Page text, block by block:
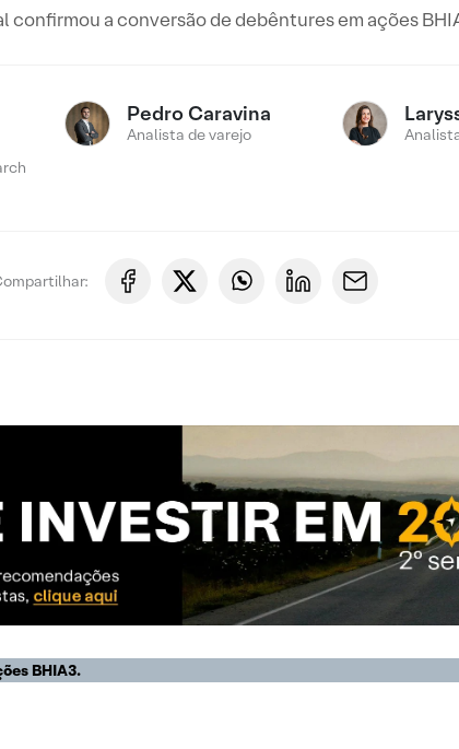
confirmou a conversão de debêntures em ações
Pedro Caravina
Analista de varejo
BHIA3.